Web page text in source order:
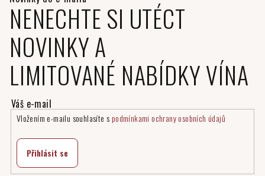
NENECHTE SI UTÉCT
NOVINKY A
LIMITOVANÉ NABÍDKY VÍNA
Vložením e-mailu souhlasíte s podmínkami ochrany osobních údajů
Přihlásit se